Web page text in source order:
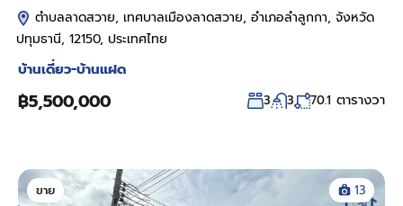
ตำบลลาดสวาย, เทศบาลเมืองลาดสวาย, อำเภอลำลูกกา, จังหวัด
ปทุมธานี, 12150, ประเทศไทย
บ้านเดี่ยว-บ้านแฝด
฿5,500,000 3 3 70.1 ตารางวา
ขาย 13